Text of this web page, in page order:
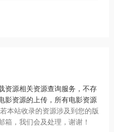
资源相关资源查询服务，不存
影资源的上传，所有电影资源
若本站收录的资源涉及到您的版
箱，我们会及处理，谢谢！